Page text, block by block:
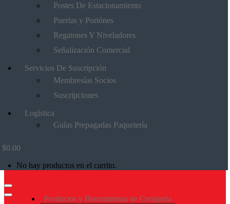
Postes De Estacionamiento
Puertas y Portónes
Regatones Y Niveladores
Señalización Comercial
Servicios De Suscripción
Membresías Socios
Suscripciones
Logística
Guías Prepagadas Paquetería
$0.00
No hay productos en el carrito.
Productos y Herramientas de Cerrajeria